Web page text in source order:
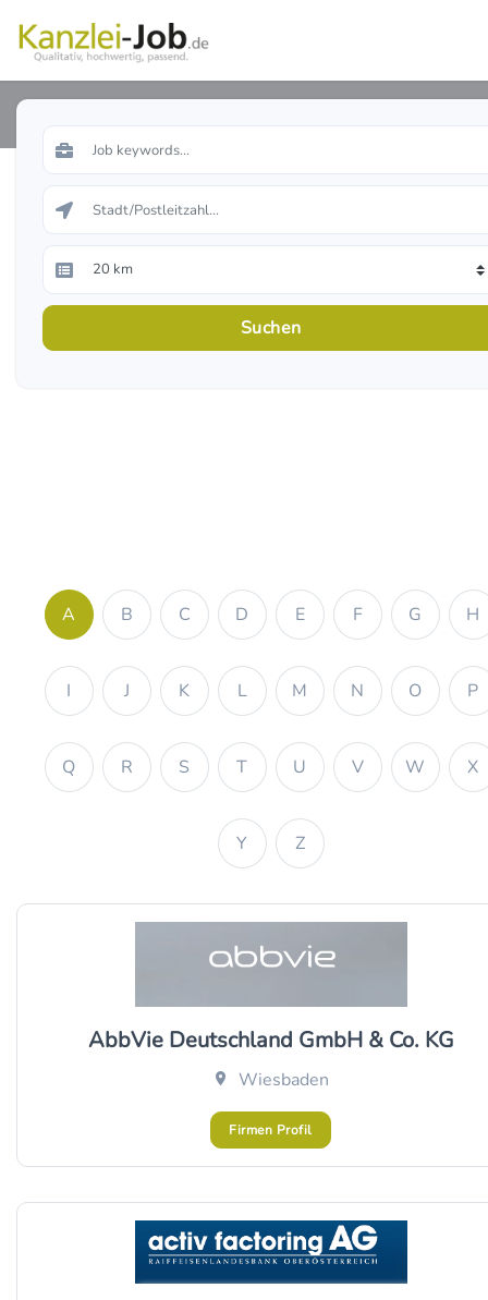
A B C D E F G H
I J K L M N O P
Q R S T U V W X
Y Z
AbbVie Deutschland GmbH & Co. KG
Wiesbaden
Firmen Profil